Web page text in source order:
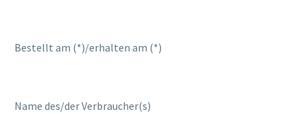
Bestellt am (*)/erhalten am (*)
Name des/der Verbraucher(s)